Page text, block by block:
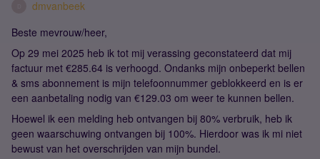
dmvanbeek
Beste mevrouw/heer,
Op 29 mei 2025 heb ik tot mij verassing geconstateerd dat mij
factuur met €285.64 is verhoogd. Ondanks mijn onbeperkt bellen
& sms abonnement is mijn telefoonnummer geblokkeerd en is er
een aanbetaling nodig van €129.03 om weer te kunnen bellen.
Hoewel ik een melding heb ontvangen bij 80% verbruik, heb ik
geen waarschuwing ontvangen bij 100%. Hierdoor was ik mi niet
bewust van het overschrijden van mijn bundel.